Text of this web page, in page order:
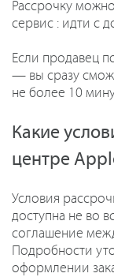
Рассрочку
сервис : идти с
Если продавец
— вы сразу
не более 10
Какие
центре
Условия
доступна не во
соглашение
Подробности
оформлении